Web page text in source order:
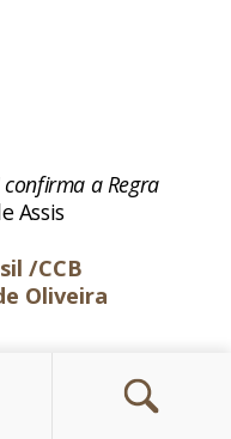
a Regra
Assis
/CCB
Oliveira